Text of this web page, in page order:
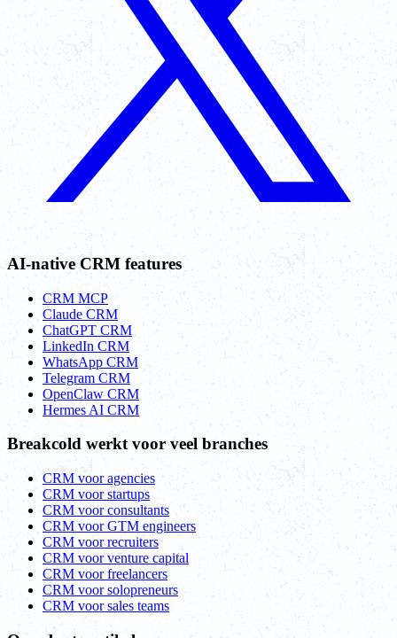
AI-native CRM features
CRM MCP
Claude CRM
ChatGPT CRM
LinkedIn CRM
WhatsApp CRM
Telegram CRM
OpenClaw CRM
Hermes AI CRM
Breakcold werkt voor veel branches
CRM voor agencies
CRM voor startups
CRM voor consultants
CRM voor GTM engineers
CRM voor recruiters
CRM voor venture capital
CRM voor freelancers
CRM voor solopreneurs
CRM voor sales teams